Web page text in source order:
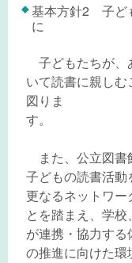
基本方針2 子ど
に
子どもたちが、
いて読書に親し
図りま
また、公立図書
子どもの読書活動
更なるネットワー
とを踏まえ、学
が連携・協力す
の推進に向けた環